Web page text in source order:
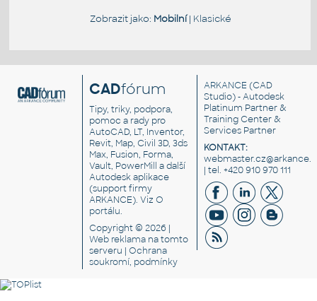
Zobrazit jako: Mobilní| Klasické
CADfórum
Tipy, triky, podpora,
pomoc a rady pro
AutoCAD, LT, Inventor,
Revit, Map, Civil 3D, 3ds
Max, Fusion, Forma,
Vault, PowerMill a další
Autodesk aplikace
(support firmy
ARKANCE). VizO
portálu.
Copyright © 2026 |
Web reklama na tomto
serveru |Ochrana
soukromí, podmínky
ARKANCE (CAD
Studio) - Autodesk
Platinum Partner &
Training Center &
Services Partner
KONTAKT:
| tel. +420 910 970 111